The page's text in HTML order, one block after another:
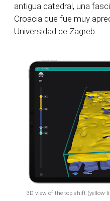
antigua catedral, una
Croacia que fue muy
Universidad de Zagreb.
3D view of the top shift (yellow